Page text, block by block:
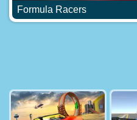
Formula Racers